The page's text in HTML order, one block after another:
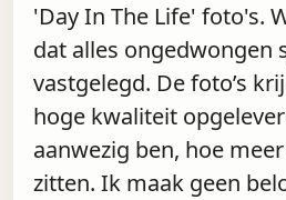
'Day In The Life' foto's.
dat alles ongedwongen
vastgelegd. De foto’s
hoge kwaliteit
aanwezig ben, hoe
zitten. Ik maak geen